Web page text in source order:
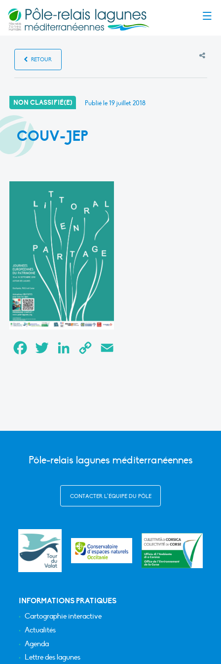
RETOUR
NON CLASSIFIÉ(E) Publié le19 juillet 2018
COUV-JEP
FacebookTwitter LinkedInCopy
Pôle-relais lagunes méditerranéennes
CONTACTER L’ÉQUIPE DU PÔLE
INFORMATIONS PRATIQUES
Cartographie interactive
Actualités
Agenda
Lettre des lagunes